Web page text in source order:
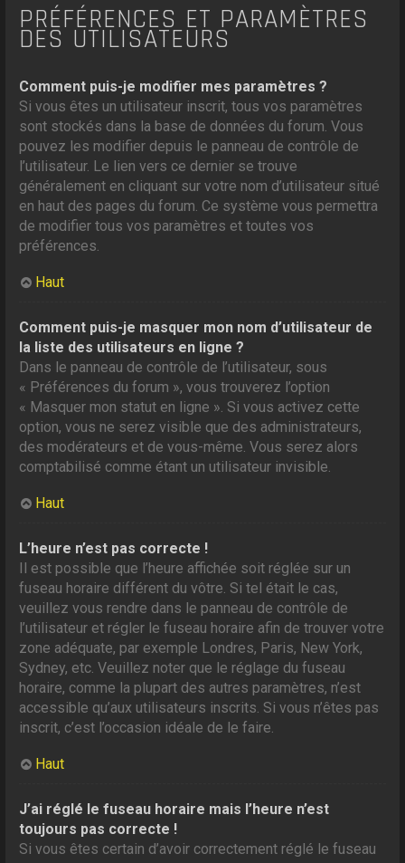
PRÉFÉRENCES ET PARAMÈTRES
DES UTILISATEURS
Comment puis-je modifier mes paramètres ?
Si vous êtes un utilisateur inscrit, tous vos paramètres
sont stockés dans la base de données du forum. Vous
pouvez les modifier depuis le panneau de contrôle de
l’utilisateur. Le lien vers ce dernier se trouve
généralement en cliquant sur votre nom d’utilisateur situé
en haut des pages du forum. Ce système vous permettra
de modifier tous vos paramètres et toutes vos
préférences.
Haut
Comment puis-je masquer mon nom d’utilisateur de
la liste des utilisateurs en ligne ?
Dans le panneau de contrôle de l’utilisateur, sous
« Préférences du forum », vous trouverez l’option
« Masquer mon statut en ligne ». Si vous activez cette
option, vous ne serez visible que des administrateurs,
des modérateurs et de vous-même. Vous serez alors
comptabilisé comme étant un utilisateur invisible.
Haut
L’heure n’est pas correcte !
Il est possible que l’heure affichée soit réglée sur un
fuseau horaire différent du vôtre. Si tel était le cas,
veuillez vous rendre dans le panneau de contrôle de
l’utilisateur et régler le fuseau horaire afin de trouver votre
zone adéquate, par exemple Londres, Paris, New York,
Sydney, etc. Veuillez noter que le réglage du fuseau
horaire, comme la plupart des autres paramètres, n’est
accessible qu’aux utilisateurs inscrits. Si vous n’êtes pas
inscrit, c’est l’occasion idéale de le faire.
Haut
J’ai réglé le fuseau horaire mais l’heure n’est
toujours pas correcte !
Si vous êtes certain d’avoir correctement réglé le fuseau